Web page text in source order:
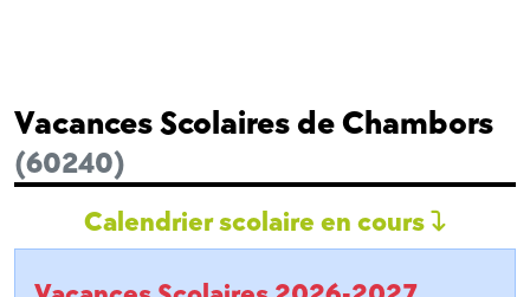
Vacances Scolaires de Chambors
(60240)
Calendrier scolaire en cours